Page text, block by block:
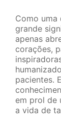
Como uma
grande
apenas
corações,
pacientes.
em prol de
a vida de